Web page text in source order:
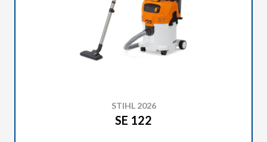
STIHL 2026
SE 122